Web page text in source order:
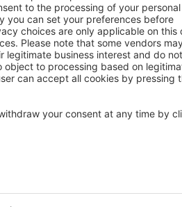
FRA Direktflug
Einzelheiten